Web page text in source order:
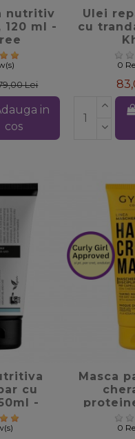
nutritiv
120 ml -
Lei
in
cos
Ulei
cu
0
cu
-
Masca
Gyada
0